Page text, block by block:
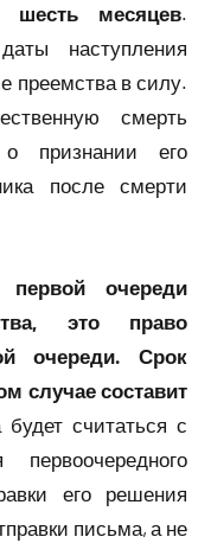
шесть месяцев.
наступления
преемства в силу.
смерть
признании его
после смерти
очереди
это право
очереди. Срок
случае составит
считаться с
его решения
письма, а не